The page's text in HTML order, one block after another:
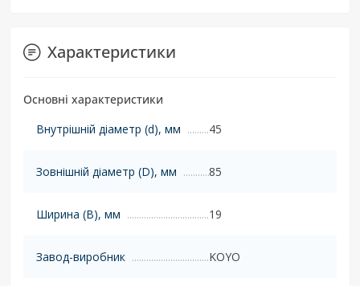
Характеристики
Основні характеристики
Внутрішній діаметр (d), мм
45
Зовнішній діаметр (D), мм 85
Ширина (B), мм 19
Завод-виробник KOYO